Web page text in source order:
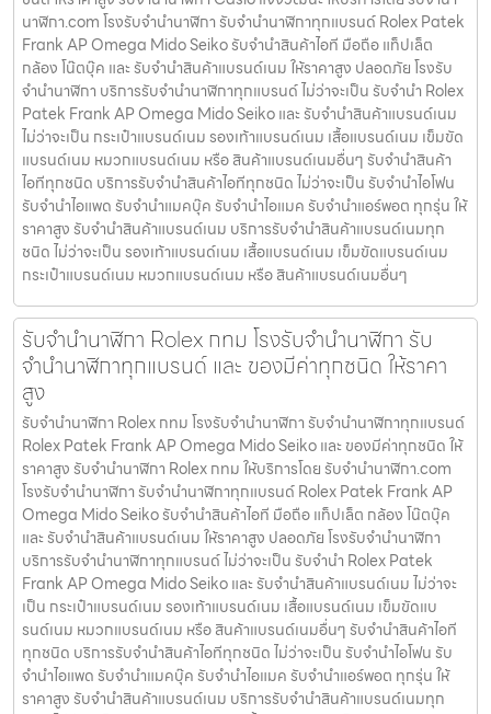
นาฬิกา.com โรงรับจำนำนาฬิกา รับจำนำนาฬิกาทุกแบรนด์ Rolex Patek
Frank AP Omega Mido Seiko รับจำนำสินค้าไอที มือถือ แท็ปเล็ต
กล้อง โน๊ตบุ๊ค และ รับจำนำสินค้าแบรนด์เนม ให้ราคาสูง ปลอดภัย โรงรับ
จำนำนาฬิกา บริการรับจำนำนาฬิกาทุกแบรนด์ ไม่ว่าจะเป็น รับจำนำ Rolex
Patek Frank AP Omega Mido Seiko และ รับจำนำสินค้าแบรนด์เนม
ไม่ว่าจะเป็น กระเป๋าแบรนด์เนม รองเท้าแบรนด์เนม เสื้อแบรนด์เนม เข็มขัด
แบรนด์เนม หมวกแบรนด์เนม หรือ สินค้าแบรนด์เนมอื่นๆ รับจำนำสินค้า
ไอทีทุกชนิด บริการรับจำนำสินค้าไอทีทุกชนิด ไม่ว่าจะเป็น รับจำนำไอโฟน
รับจำนำไอแพด รับจำนำแมคบุ๊ค รับจำนำไอแมค รับจำนำแอร์พอต ทุกรุ่น ให้
ราคาสูง รับจำนำสินค้าแบรนด์เนม บริการรับจำนำสินค้าแบรนด์เนมทุก
ชนิด ไม่ว่าจะเป็น รองเท้าแบรนด์เนม เสื้อแบรนด์เนม เข็มขัดแบรนด์เนม
กระเป๋าแบรนด์เนม หมวกแบรนด์เนม หรือ สินค้าแบรนด์เนมอื่นๆ
รับจำนำนาฬิกา Rolex กทม โรงรับจำนำนาฬิกา รับ
จำนำนาฬิกาทุกแบรนด์ และ ของมีค่าทุกชนิด ให้ราคา
สูง
รับจำนำนาฬิกา Rolex กทม โรงรับจำนำนาฬิกา รับจำนำนาฬิกาทุกแบรนด์
Rolex Patek Frank AP Omega Mido Seiko และ ของมีค่าทุกชนิด ให้
ราคาสูง รับจำนำนาฬิกา Rolex กทม ให้บริการโดย รับจํานํานาฬิกา.com
โรงรับจำนำนาฬิกา รับจำนำนาฬิกาทุกแบรนด์ Rolex Patek Frank AP
Omega Mido Seiko รับจำนำสินค้าไอที มือถือ แท็ปเล็ต กล้อง โน๊ตบุ๊ค
และ รับจำนำสินค้าแบรนด์เนม ให้ราคาสูง ปลอดภัย โรงรับจำนำนาฬิกา
บริการรับจำนำนาฬิกาทุกแบรนด์ ไม่ว่าจะเป็น รับจำนำ Rolex Patek
Frank AP Omega Mido Seiko และ รับจำนำสินค้าแบรนด์เนม ไม่ว่าจะ
เป็น กระเป๋าแบรนด์เนม รองเท้าแบรนด์เนม เสื้อแบรนด์เนม เข็มขัดแบ
รนด์เนม หมวกแบรนด์เนม หรือ สินค้าแบรนด์เนมอื่นๆ รับจำนำสินค้าไอที
ทุกชนิด บริการรับจำนำสินค้าไอทีทุกชนิด ไม่ว่าจะเป็น รับจำนำไอโฟน รับ
จำนำไอแพด รับจำนำแมคบุ๊ค รับจำนำไอแมค รับจำนำแอร์พอต ทุกรุ่น ให้
ราคาสูง รับจำนำสินค้าแบรนด์เนม บริการรับจำนำสินค้าแบรนด์เนมทุก